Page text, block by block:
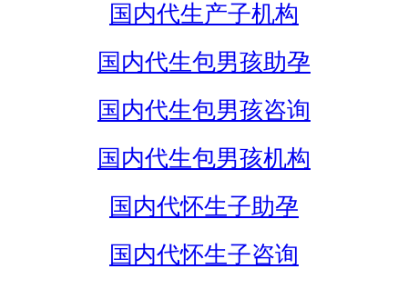
国内代生产子机构
国内代生包男孩助孕
国内代生包男孩咨询
国内代生包男孩机构
国内代怀生子助孕
国内代怀生子咨询